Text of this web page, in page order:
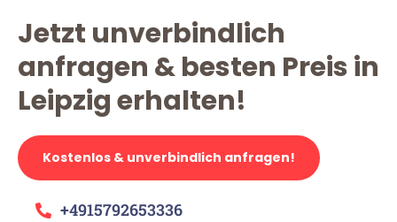
Jetzt unverbindlich
anfragen & besten Preis in
Leipzig erhalten!
Kostenlos & unverbindlich anfragen!
+4915792653336